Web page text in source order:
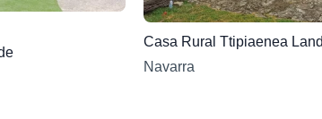
Casa Rural Ttipiaenea
Navarra